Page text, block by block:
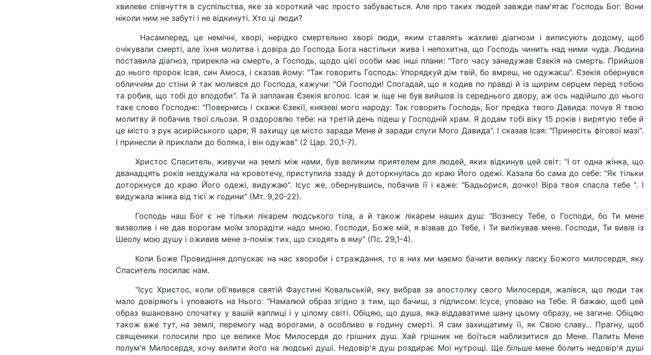
хвилеве співчуття в суспільства, яке за короткий час просто забувається. Але про таких людей завжди пам'ятає Господь Бог. Вони
ніколи ним не забуті і не відкинуті. Хто ці люди?
Насамперед, це немічні, хворі, нерідко смертельно хворі люди, яким ставлять жахливі діагнози і виписують додому, щоб
очікували смерті, але їхня молитва і довіра до Господа Бога настільки жива і непохитна, що Господь чинить над ними чуда. Людина
поставила діагноз, прирекла на смерть, а Господь, щодо цієї особи має інші плани: "Того часу занедужав Єзекія на смерть. Прийшов
до нього пророк Ісая, син Амоса, і сказав йому: "Так говорить Господь: Упорядкуй дім твій, бо вмреш, не одужаєш". Єзекія обернувся
обличчям до стіни й так молився до Господа, кажучи: "Ой Господи! Спогадай, що я ходив по правді й із щирим серцем перед тобою
та робив, що тобі до вподоби". Та й заплакав Єзекія вголос. Ісая ж іще не був вийшов із середнього двору, аж ось надійшло до нього
таке слово Господнє: "Повернись і скажи Єзекії, князеві мого народу: Так говорить Господь, Бог предка твого Давида: почув Я твою
молитву й побачив твої сльози. Я оздоровлю тебе: на третій день підеш у Господній храм. Я додам тобі віку 15 років і вирятую тебе й
це місто з рук асирійського царя; Я захищу це місто заради Мене й заради слуги Мого Давида". І сказав Ісая: "Принесіть фігової мазі".
І принесли й приклали до боляка, і він одужав" (2 Цар. 20,1-7).
Христос Спаситель, живучи на землі між нами, був великим приятелем для людей, яких відкинув цей світ: "І от одна жінка, що
дванадцять років нездужала на кровотечу, приступила ззаду й доторкнулась до краю Його одежі. Казала бо сама до себе: "Як тільки
доторкнуся до краю Його одежі, видужаю". Ісус же, обернувшись, побачив її і каже: "Бадьорися, дочко! Віра твоя спасла тебе ". І
видужала жінка від тієї ж години" (Мт. 9,20-22).
Господь наш Бог є не тільки лікарем людського тіла, а й також лікарем наших душ: "Вознесу Тебе, о Господи, бо Ти мене
визволив і не дав ворогам моїм злорадіти надо мною. Господи, Боже мій, я візвав до Тебе, і Ти вилікував мене. Господи, Ти вивів із
Шеолу мою душу і оживив мене з-поміж тих, що сходять в яму" (Пс. 29,1-4).
Коли Боже Провидіння допускає на нас хвороби і страждання, то в них ми маємо бачити велику ласку Божого милосердя, яку
Спаситель посилає нам.
"Ісус Христос, коли об'явився святій Фаустині Ковальській, яку вибрав за апостолку свого Милосердя, жалівся, що люди так
мало довіряють і уповають на Нього: "Намалюй образ згідно з тим, що бачиш, з підписом: Ісусе, уповаю на Тебе. Я бажаю, щоб цей
образ вшановано спочатку у вашій каплиці і у цілому світі. Обіцяю, що душа, яка віддаватиме шану цьому образу, не загине. Обіцяю
також вже тут, на землі, перемогу над ворогами, а особливо в годину смерті. Я сам захищатиму її, як Свою славу... Прагну, щоб
священики голосили про це велике Моє Милосердя до грішних душ. Хай грішник не боїться наблизитися до Мене. Палить Мене
полум'я Милосердя, хочу вилити його на людські душі. Недовір'я душ роздирає Мої нутрощі. Ще більше мене болить недовір'я душі